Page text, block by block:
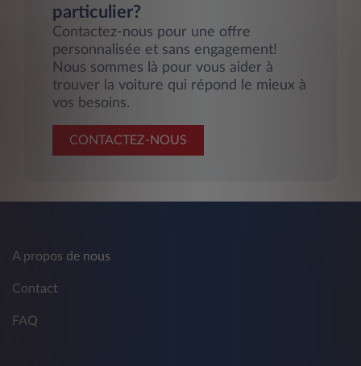
particulier?
Contactez-nous pour une offre
personnalisée et sans engagement!
Nous sommes là pour vous aider à
trouver la voiture qui répond le mieux à
vos besoins.
CONTACTEZ-NOUS
A propos de nous
Contact
FAQ